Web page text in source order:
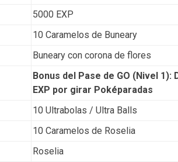
5000 EXP
10 Caramelos de Buneary
Buneary con corona de flores
Bonus del Pase de GO (Nivel 1):
EXP por girar Poképaradas
10 Ultrabolas / Ultra Balls
10 Caramelos de Roselia
Roselia